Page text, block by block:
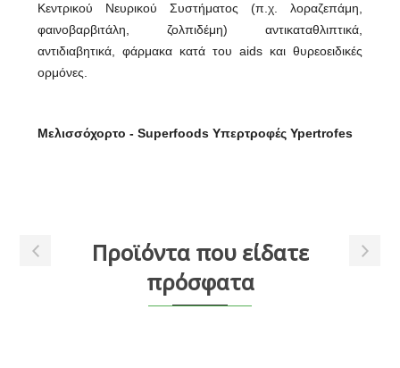
Κεντρικού Νευρικού Συστήματος (π.χ. λοραζεπάμη,
φαινοβαρβιτάλη, ζολπιδέμη) αντικαταθλιπτικά,
αντιδιαβητικά, φάρμακα κατά του aids και θυρεοειδικές
ορμόνες.
Μελισσόχορτο - Superfoods Υπερτροφές Ypertrofes
Προϊόντα που είδατε
πρόσφατα